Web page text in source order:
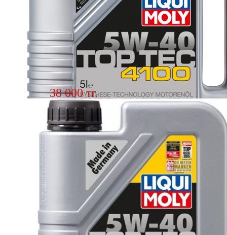
38 000 тг.
Масло моторное LIQUI MOLY TOP-
TEC 4100 5w40 5л. 9511
Подробнее